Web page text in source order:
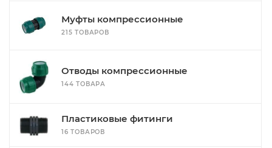
Муфты компрессионные
215 ТОВАРОВ
Отводы компрессионные
144 ТОВАРА
Пластиковые фитинги
16 ТОВАРОВ